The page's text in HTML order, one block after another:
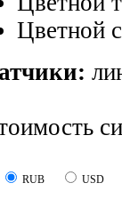
Цветной
RUB USD